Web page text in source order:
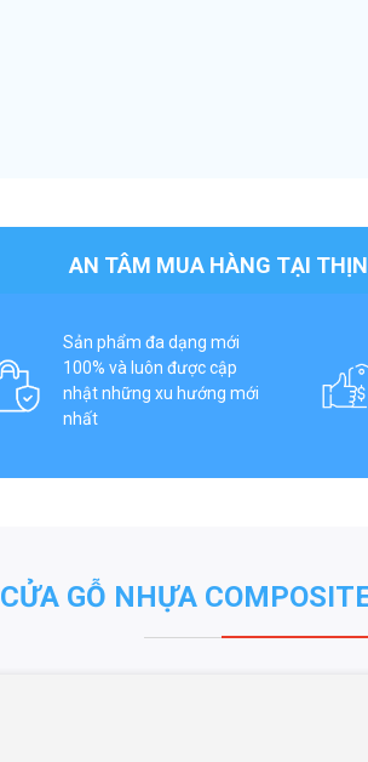
AN TÂM MUA HÀNG TẠI
Sản phẩm đa dạng mới
100% và luôn được cập
nhật những xu hướng mới
nhất
CỬA GỖ NHỰA